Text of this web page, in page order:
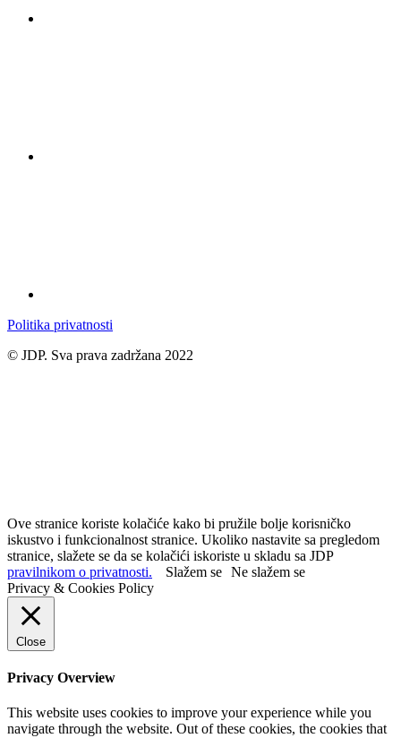
Politika privatnosti
© JDP. Sva prava zadržana 2022
Ove stranice koriste kolačiće kako bi pružile bolje korisničko
iskustvo i funkcionalnost stranice. Ukoliko nastavite sa pregledom
stranice, slažete se da se kolačići iskoriste u skladu sa JDP
pravilnikom o privatnosti.
Slažem se Ne slažem se
Privacy & Cookies Policy
Close
Privacy Overview
This website uses cookies to improve your experience while you
navigate through the website. Out of these cookies, the cookies that